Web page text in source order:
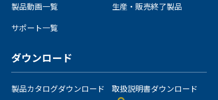
製品動画一覧
生産・販売終了製品
サポート一覧
ダウンロード
製品カタログダウンロード 取扱説明書ダウンロード